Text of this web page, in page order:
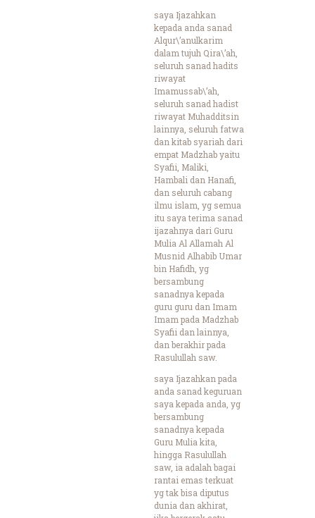
saya Ijazahkan
kepada anda sanad
Alqur\’anulkarim
dalam tujuh Qira\’ah,
seluruh sanad hadits
riwayat
Imamussab\’ah,
seluruh sanad hadist
riwayat Muhadditsin
lainnya, seluruh fatwa
dan kitab syariah dari
empat Madzhab yaitu
Syafii, Maliki,
Hambali dan Hanafi,
dan seluruh cabang
ilmu islam, yg semua
itu saya terima sanad
ijazahnya dari Guru
Mulia Al Allamah Al
Musnid Alhabib Umar
bin Hafidh, yg
bersambung
sanadnya kepada
guru guru dan Imam
Imam pada Madzhab
Syafii dan lainnya,
dan berakhir pada
Rasulullah saw.
saya Ijazahkan pada
anda sanad keguruan
saya kepada anda, yg
bersambung
sanadnya kepada
Guru Mulia kita,
hingga Rasulullah
saw, ia adalah bagai
rantai emas terkuat
yg tak bisa diputus
dunia dan akhirat,